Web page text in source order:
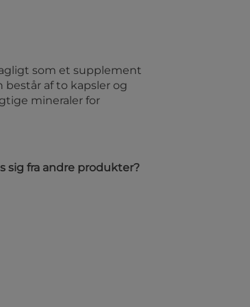
som et supplement
af to kapsler og
mineraler for
sig fra andre produkter?